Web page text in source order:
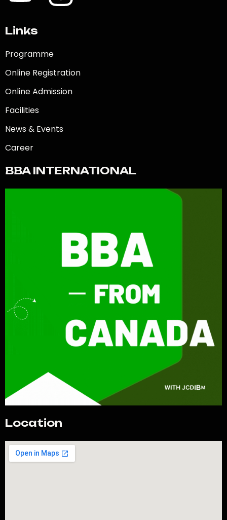
Links
Programme
Online Registration
Online Admission
Facilities
News & Events
Career
BBA INTERNATIONAL
Location